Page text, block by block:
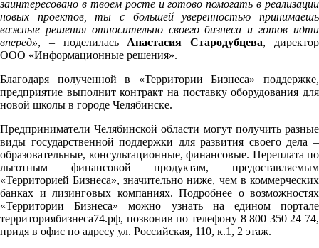
заинтересовано в твоем росте и готово помогать в реализации
новых проектов, ты с большей уверенностью принимаешь
важные решения относительно своего бизнеса и готов идти
вперед», – поделилась Анастасия Стародубцева, директор
ООО «Информационные решения».
Благодаря полученной в «Территории Бизнеса» поддержке,
предприятие выполнит контракт на поставку оборудования для
новой школы в городе Челябинске.
Предприниматели Челябинской области могут получить разные
виды государственной поддержки для развития своего дела –
образовательные, консультационные, финансовые. Переплата по
льготным финансовой продуктам, предоставляемым
«Территорией Бизнеса», значительно ниже, чем в коммерческих
банках и лизинговых компаниях. Подробнее о возможностях
«Территории Бизнеса» можно узнать на едином портале
территориябизнеса74.рф, позвонив по телефону 8 800 350 24 74,
придя в офис по адресу ул. Российская, 110, к.1, 2 этаж.